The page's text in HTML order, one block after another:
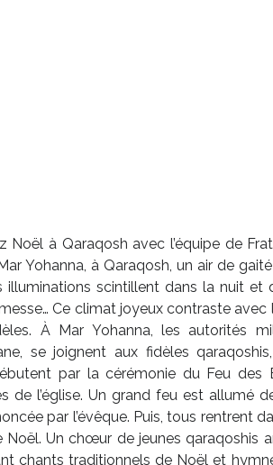
Noël à Qaraqosh avec l’équipe de
Yohanna, à Qaraqosh, un air de
illuminations scintillent dans la nuit et
Ce climat joyeux contraste
À Mar Yohanna, les autorités
se joignent aux fidèles
par la cérémonie du Feu des
de l’église. Un grand feu est allumé
par l’évêque. Puis, tous rentrent
Noël. Un chœur de jeunes qaraqoshis
chants traditionnels de Noël et